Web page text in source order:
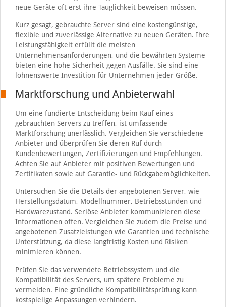
neue Geräte oft erst ihre Tauglichkeit beweisen müssen.
Kurz gesagt, gebrauchte Server sind eine kostengünstige,
flexible und zuverlässige Alternative zu neuen Geräten. Ihre
Leistungsfähigkeit erfüllt die meisten
Unternehmensanforderungen, und die bewährten Systeme
bieten eine hohe Sicherheit gegen Ausfälle. Sie sind eine
lohnenswerte Investition für Unternehmen jeder Größe.
Marktforschung und Anbieterwahl
Um eine fundierte Entscheidung beim Kauf eines
gebrauchten Servers zu treffen, ist umfassende
Marktforschung unerlässlich. Vergleichen Sie verschiedene
Anbieter und überprüfen Sie deren Ruf durch
Kundenbewertungen, Zertifizierungen und Empfehlungen.
Achten Sie auf Anbieter mit positiven Bewertungen und
Zertifikaten sowie auf Garantie- und Rückgabemöglichkeiten.
Untersuchen Sie die Details der angebotenen Server, wie
Herstellungsdatum, Modellnummer, Betriebsstunden und
Hardwarezustand. Seriöse Anbieter kommunizieren diese
Informationen offen. Vergleichen Sie zudem die Preise und
angebotenen Zusatzleistungen wie Garantien und technische
Unterstützung, da diese langfristig Kosten und Risiken
minimieren können.
Prüfen Sie das verwendete Betriebssystem und die
Kompatibilität des Servers, um spätere Probleme zu
vermeiden. Eine gründliche Kompatibilitätsprüfung kann
kostspielige Anpassungen verhindern.